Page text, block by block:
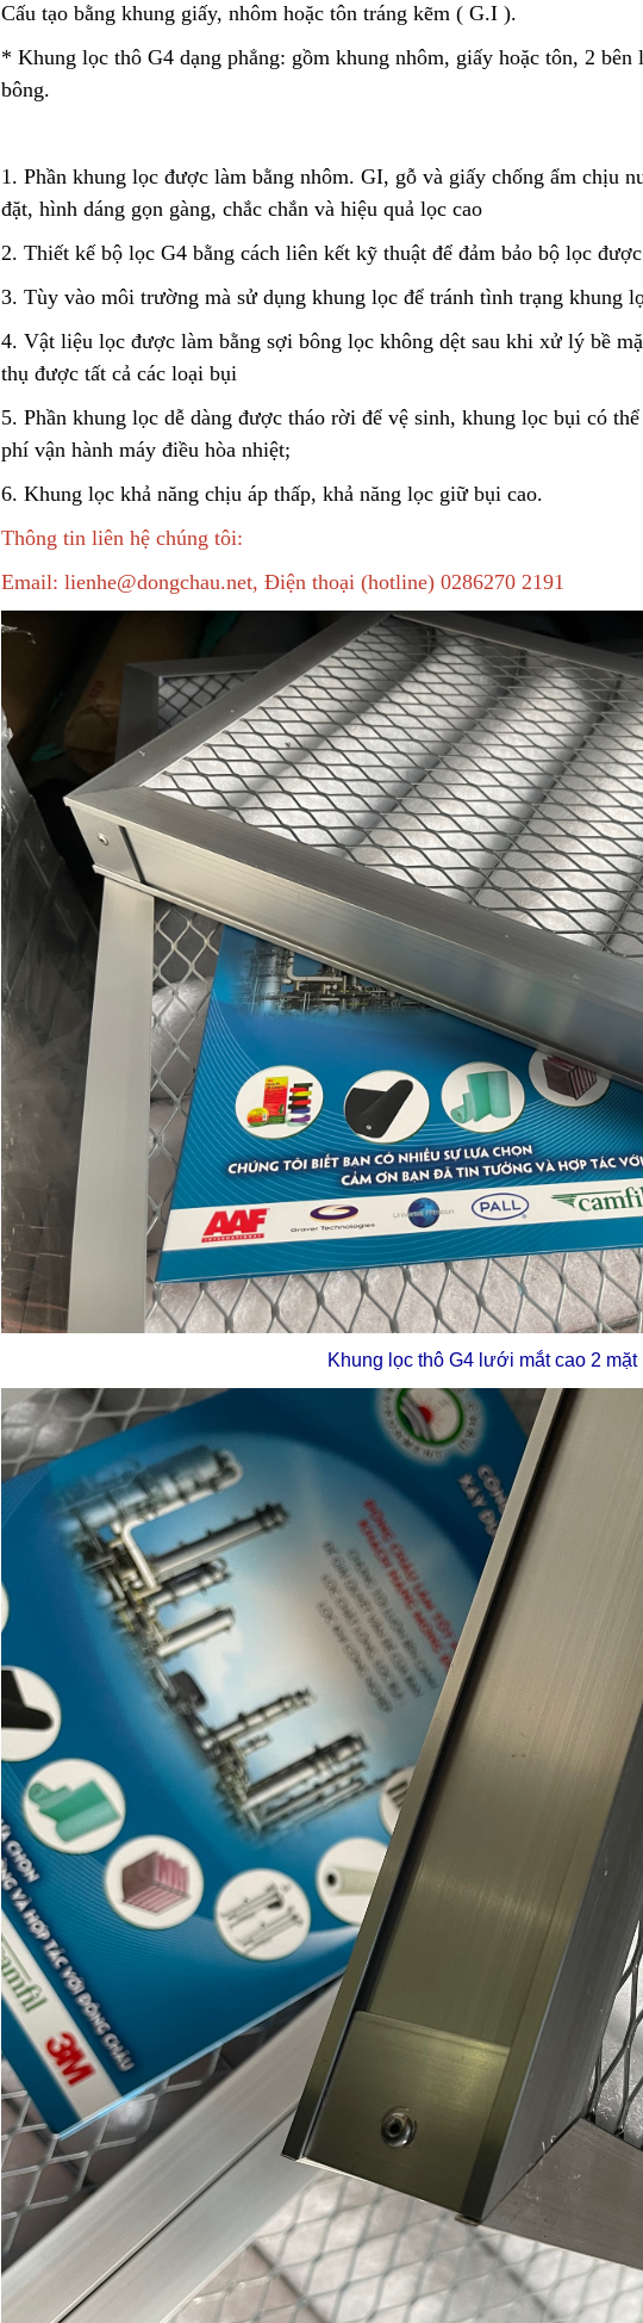
Cấu tạo bằng khung giấy, nhôm hoặc tôn tráng kẽm ( G.I ).
* Khung lọc thô G4 dạng phẳng: gồm khung nhôm, giấy hoặc tôn, 2
bông.
1. Phần khung lọc được làm bằng nhôm. GI, gỗ và giấy chống ẩm chịu
đặt, hình dáng gọn gàng, chắc chắn và hiệu quả lọc cao
2. Thiết kế bộ lọc G4 bằng cách liên kết kỹ thuật để đảm bảo bộ lọc
3. Tùy vào môi trường mà sử dụng khung lọc để tránh tình trạng khung
4. Vật liệu lọc được làm bằng sợi bông lọc không dệt sau khi xử lý bề
thụ được tất cả các loại bụi
5. Phần khung lọc dễ dàng được tháo rời để vệ sinh, khung lọc bụi có
phí vận hành máy điều hòa nhiệt;
6. Khung lọc khả năng chịu áp thấp, khả năng lọc giữ bụi cao.
Thông tin liên hệ chúng tôi:
Email: lienhe@dongchau.net, Điện thoại (hotline) 0286270 2191
Khung lọc thô G4 lưới mắt cao 2 mặt
Cấu Tạo Và Đặc Điểm Của
2023/12/11
Cách Sử Dụng Hóa Chất
2023/12/08
Ứng Dụng Ống Lọc Khe
Johnson Trong Khai Thác
Quặng Đất Hiếm
2023/11/05
Nguyên Lý Hoạt Động
Tách Hơi Dầu
2024/07/01
2024/04/16
2024/04/16
Vệ Sinh Lõi Lọc Bụi Công
Nghiệp: Hướng Dẫn Từng